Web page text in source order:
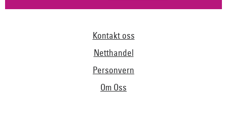
Kontakt oss
Netthandel
Personvern
Om Oss